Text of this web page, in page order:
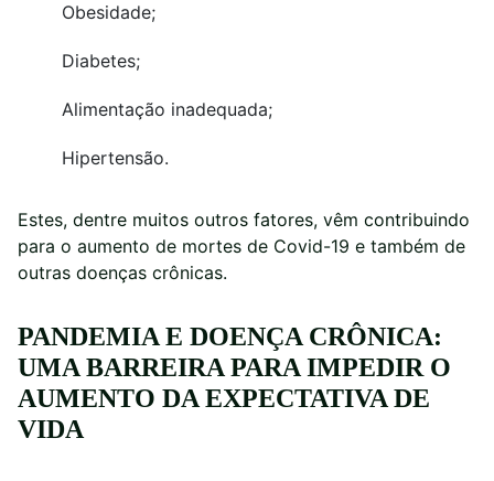
Obesidade;
Diabetes;
Alimentação inadequada;
Hipertensão.
Estes, dentre muitos outros fatores, vêm contribuindo
para o aumento de mortes de Covid-19 e também de
outras doenças crônicas.
PANDEMIA E DOENÇA CRÔNICA:
UMA BARREIRA PARA IMPEDIR O
AUMENTO DA EXPECTATIVA DE
VIDA